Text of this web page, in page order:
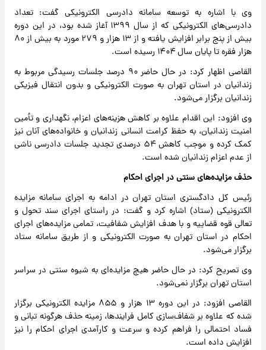
وی با اشاره به توسعه سامانه دادرسی الکترونیکی گفت: تعداد
دادرسی‌های الکترونیکی که از سال ۱۳۹۹ آغاز شده بود، در این دوره
بیش از پنج برابر افزایش یافته و از ۱۳ هزار و ۲۷۹ مورد به بیش از ۸۰
هزار فقره تا پایان سال ۱۴۰۴ رسیده است.
القاصی اظهار کرد: در حال حاضر ۹۰ درصد جلسات رسیدگی مربوط به
زندانیان در استان تهران به صورت الکترونیکی و بدون انتقال فیزیکی
زندانیان برگزار می‌شود.
وی افزود: این اقدام علاوه بر کاهش هزینه‌های اعزام، نگهداری و تأمین
امنیت زندانیان، به حفظ کرامت انسانی زندانیان و خانواده‌های آنان نیز
کمک کرده و موجب کاهش ۵۴ درصدی تجدید جلسات دادرسی ناشی
از عدم اعزام زندانیان شده است.
حذف مزایده‌های سنتی در اجرای احکام
رئیس کل دادگستری استان تهران در ادامه به اجرای سامانه مزایده
الکترونیکی (ستاد) اشاره کرد و گفت: در راستای اجرای سند تحول و
تعالی قوه قضاییه و با هدف افزایش شفافیت، تمامی مزایده‌های اجرای
احکام در استان تهران به صورت الکترونیکی و از طریق سامانه ستاد
برگزار می‌شود.
وی تصریح کرد: در حال حاضر هیچ مزایده‌ای به شیوه سنتی در سراسر
استان تهران برگزار نمی‌شود.
القاصی افزود: در این دوره ۱۳ هزار و ۸۵۵ مزایده الکترونیکی برگزار
شده که علاوه بر شفاف‌سازی کامل فرایندها، زمینه حذف هرگونه تبانی و
فساد احتمالی را فراهم کرده و سرعت و کارآمدی اجرای احکام را نیز
افزایش داده است.